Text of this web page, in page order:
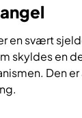
en svært
skyldes en
Den er